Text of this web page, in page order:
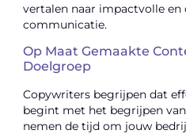
vertalen naar impactvolle en
communicatie.
Op Maat Gemaakte
Doelgroep
Copywriters begrijpen dat
begint met het begrijpen
nemen de tijd om jouw